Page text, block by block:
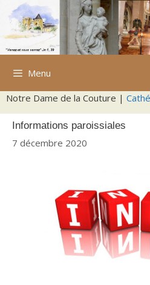
Aller
contenu
Menu
Notre Dame de la Couture |
Informations paroissiales
7 décembre 2020